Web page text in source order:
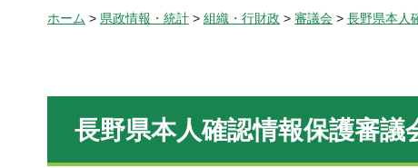
ホーム > 県政情報・統計 > 組織・行財政 > 審議会 > 長野県本人
長野県本人確認情報保護審議